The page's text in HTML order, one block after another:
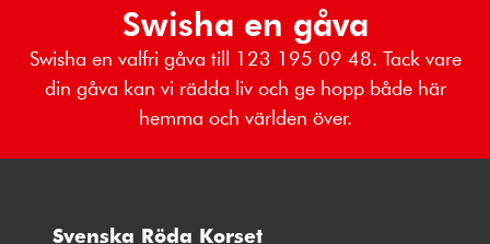
Swisha en gåva
Swisha en valfri gåva till 123 195 09 48. Tack vare
din gåva kan vi rädda liv och ge hopp både här
hemma och världen över.
Svenska Röda Korset